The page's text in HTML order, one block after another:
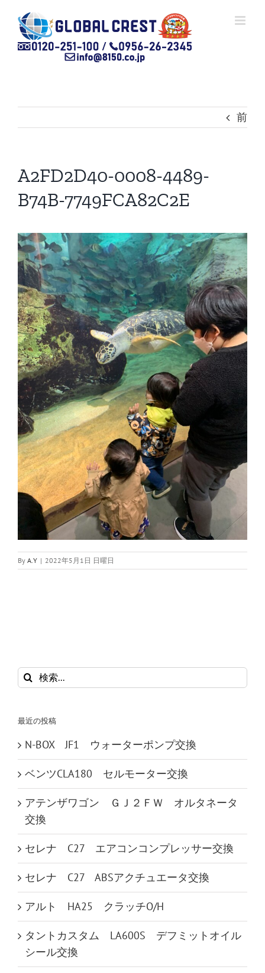
content
前
A2FD2D40-0008-4489-
B74B-7749FCA82C2E
By A.Y | 2022年5月1日 日曜日
検
索
最近の投稿
N-BOX JF1 ウォーターポンプ交換
ベンツCLA180 セルモーター交換
アテンザワゴン ＧＪ２ＦＷ オルタネータ
交換
セレナ C27 エアコンコンプレッサー交換
セレナ C27 ABSアクチュエータ交換
アルト HA25 クラッチO/H
タントカスタム LA600S デフミットオイル
シール交換